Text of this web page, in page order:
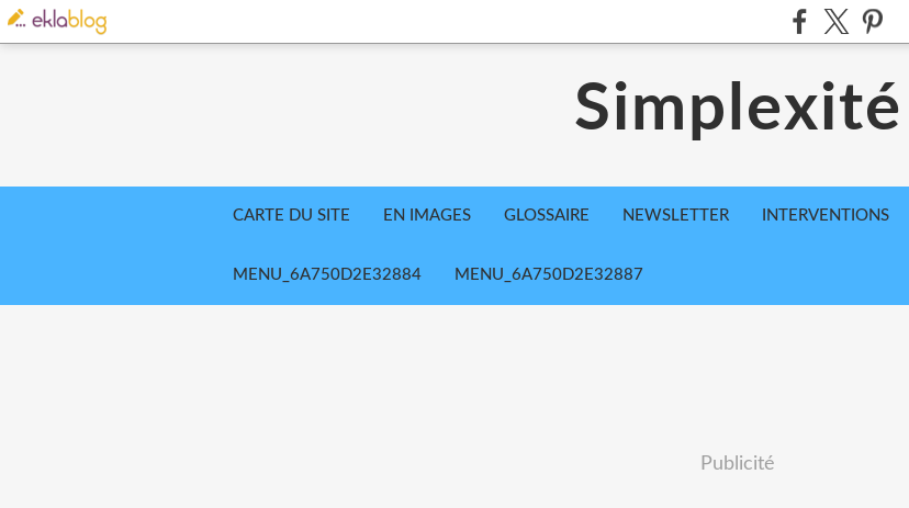
Simplexité
CARTE DU SITE EN IMAGES GLOSSAIRE NEWSLETTER INTERVENTIONS
MENU_6A750D2E32884 MENU_6A750D2E32887
Publicité